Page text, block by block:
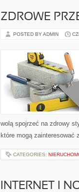
ZDROWE
POSTED BY ADMIN
wolą spojrzeć na zdrowy
które mogą
CATEGORIES:
INTERNET I